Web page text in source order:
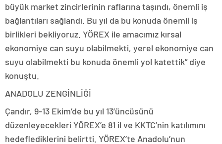
büyük market zincirlerinin raflarına taşındı, önemli iş
bağlantıları sağlandı. Bu yıl da bu konuda önemli iş
birlikleri bekliyoruz. YÖREX ile amacımız kırsal
ekonomiye can suyu olabilmekti, yerel ekonomiye can
suyu olabilmekti bu konuda önemli yol katettik” diye
konuştu.
ANADOLU ZENGİNLİĞİ
Çandır, 9-13 Ekim’de bu yıl 13’üncüsünü
düzenleyecekleri YÖREX’e 81 il ve KKTC’nin katılımını
hedeflediklerini belirtti. YÖREX’te Anadolu’nun